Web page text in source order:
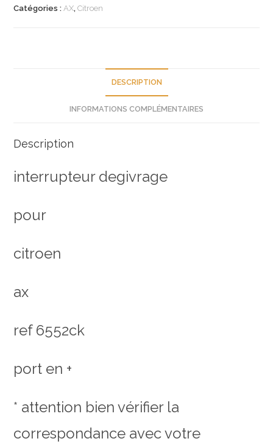
degivrage
Catégories :AX,Citroen
DESCRIPTION
INFORMATIONS COMPLÉMENTAIRES
Description
interrupteur degivrage
pour
citroen
ax
ref 6552ck
port en +
* attention bien vérifier la
correspondance avec votre